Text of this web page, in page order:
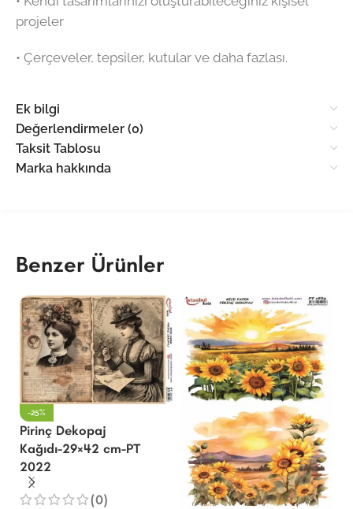
projeler
•⁠ ⁠Çerçeveler, tepsiler, kutular ve daha fazlası.
Ek bilgi
Değerlendirmeler (0)
Taksit Tablosu
Marka hakkında
Benzer Ürünler
-25%
Pirinç Dekopaj
Kağıdı-29×42 cm-PT
2022
(0)